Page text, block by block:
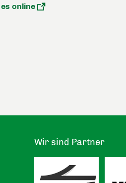
online
Wir sind Partner